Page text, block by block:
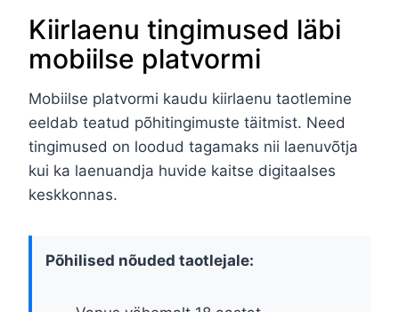
Kiirlaenu tingimused läbi
mobiilse platvormi
Mobiilse platvormi kaudu kiirlaenu taotlemine
eeldab teatud põhitingimuste täitmist. Need
tingimused on loodud tagamaks nii laenuvõtja
kui ka laenuandja huvide kaitse digitaalses
keskkonnas.
Põhilised nõuded taotlejale: